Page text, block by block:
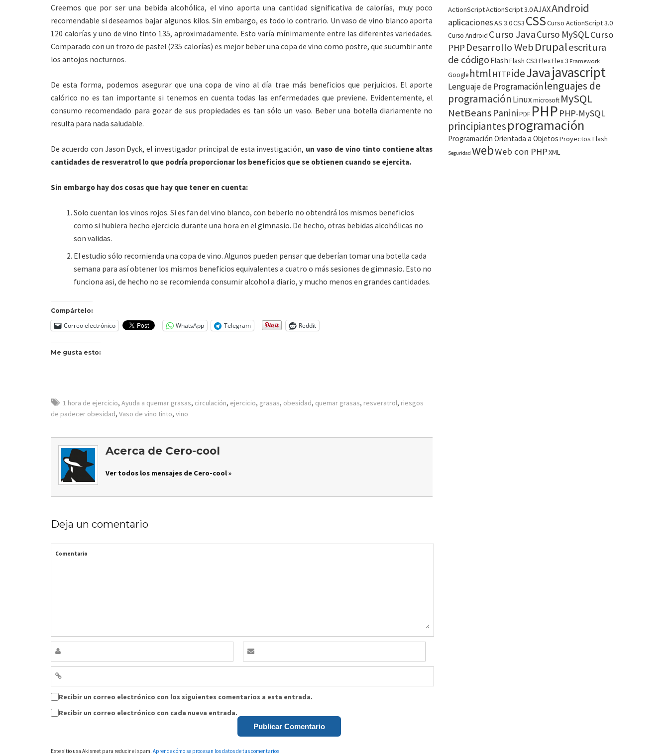
Creemos que por ser una bebida alcohólica, el vino aporta una cantidad significativa de calorías, muy poco
recomendable si deseamos bajar algunos kilos. Sin embargo, es todo lo contrario. Un vaso de vino blanco aporta
120 calorías y uno de vino tinto 135, aproximadamente. Esto varía mínimamente entre las diferentes variedades.
Comparado con un trozo de pastel (235 calorías) es mejor beber una copa de vino como postre, que sucumbir ante
los antojos nocturnos.
De esta forma, podemos asegurar que una copa de vino al día trae más beneficios que perjuicios. El aporte
calórico no es tan importante si tenemos en cuenta todas las enfermedades que previene. Evidentemente, el
consumo recomendado para gozar de sus propiedades es tan sólo un vaso. Beber una botella diariamente no
resulta para nada saludable.
De acuerdo con Jason Dyck, el investigador principal de esta investigación, un vaso de vino tinto contiene altas
cantidades de resveratrol lo que podría proporcionar los beneficios que se obtienen cuando se ejercita.
Sin embargo hay dos cosas que hay que tener en cuenta:
Solo cuentan los vinos rojos. Si es fan del vino blanco, con beberlo no obtendrá los mismos beneficios
como si hubiera hecho ejercicio durante una hora en el gimnasio. De hecho, otras bebidas alcohólicas no
son validas.
El estudio sólo recomienda una copa de vino. Algunos pueden pensar que deberían tomar una botella cada
semana para así obtener los mismos beneficios equivalentes a cuatro o más sesiones de gimnasio. Esto no
funciona asi, de hecho no se recomienda consumir alcohol a diario, y mucho menos en grandes cantidades.
Compártelo:
Correo electrónico WhatsApp Telegram Reddit
Me gusta esto:
1 hora de ejercicio, Ayuda a quemar grasas, circulación, ejercicio, grasas, obesidad, quemar grasas, resveratrol, riesgos
de padecer obesidad, Vaso de vino tinto, vino
Acerca de Cero-cool
Ver todos los mensajes de Cero-cool »
Deja un comentario
Comentario
Recibir un correo electrónico con los siguientes comentarios a esta entrada.
Recibir un correo electrónico con cada nueva entrada.
Este sitio usa Akismet para reducir el spam. Aprende cómo se procesan los datos de tus comentarios.
ActionScriptActionScript 3.0AJAXAndroid
aplicacionesAS 3.0CS3 CSSCurso ActionScript 3.0
Curso Android Curso JavaCurso MySQLCurso
PHP Desarrollo WebDrupalescritura
de código FlashFlash CS3FlexFlex 3 Framework
Google html HTTP ideJavajavascript
Lenguaje de Programaciónlenguajes de
programación Linuxmicrosoft MySQL
NetBeans PaniniPDF PHP PHP-MySQL
principiantesprogramación
Programación Orientada a ObjetosProyectos Flash
Seguridad webWeb con PHPXML